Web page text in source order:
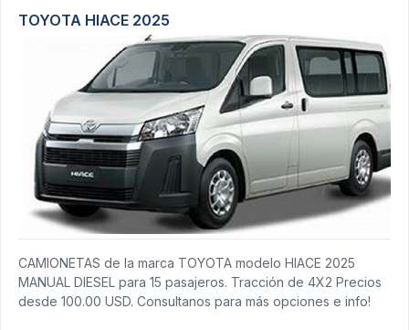
TOYOTA HIACE 2025
CAMIONETAS de la marca TOYOTA modelo HIACE 2025
MANUAL DIESEL para 15 pasajeros. Tracción de 4X2 Precios
desde 100.00 USD. Consultanos para más opciones e info!